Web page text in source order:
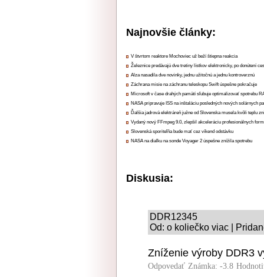
Najnovšie články:
V štvrtom reaktore Mochoviec už beží štiepna reakcia
Železnice predávajú dve tretiny lístkov elektronicky, po donútení
Alza nasadila dve novinky, jednu užitočnú a jednu kontroverznú
Záchrana misie na záchranu teleskopu Swift úspešne pokračuje
Microsoft v čase drahých pamätí sľubuje optimalizovať spotrebu
NASA pripravuje ISS na inštaláciu posledných nových solárnych
Ďalšia jadrová elektráreň južne od Slovenska musela kvôli teplu
Vydaný nový FFmpeg 9.0, zlepšil akceleráciu profesionálnych
Slovenská sporiteľňa bude mať cez víkend odstávku
NASA na diaľku na sonde Voyager 2 úspešne znížila spotrebu
Diskusia:
DDR12345
Od: o koliečko viac |
Zníženie výroby DDR3
Odpovedať Známka: -3.8